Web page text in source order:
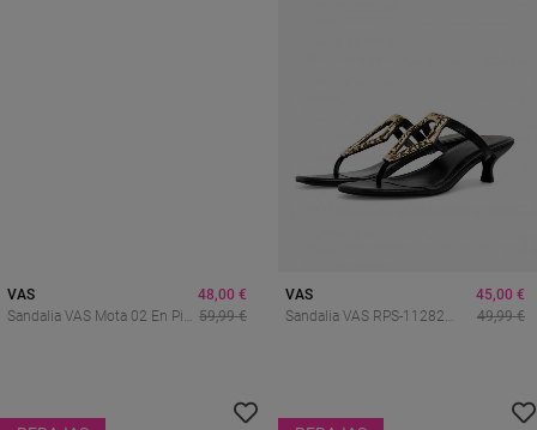
VAS
Sandalia VAS Mota 02 En Piel
48,00 €
59,99 €
VAS
Sandalia VAS RPS-11282
45,00 €
49,99 €